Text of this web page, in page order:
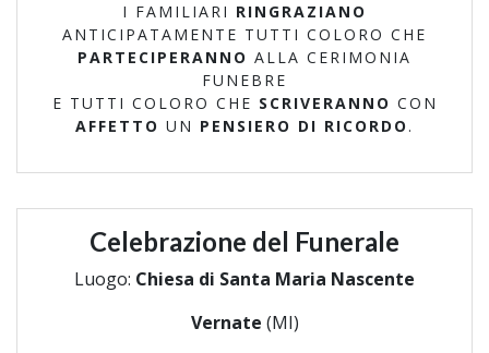
I FAMILIARI RINGRAZIANO
ANTICIPATAMENTE TUTTI COLORO CHE
PARTECIPERANNO ALLA CERIMONIA
FUNEBRE
E TUTTI COLORO CHE SCRIVERANNO CON
AFFETTO UN PENSIERO DI RICORDO .
Celebrazione del Funerale
Luogo: Chiesa di Santa Maria Nascente
Vernate (MI)